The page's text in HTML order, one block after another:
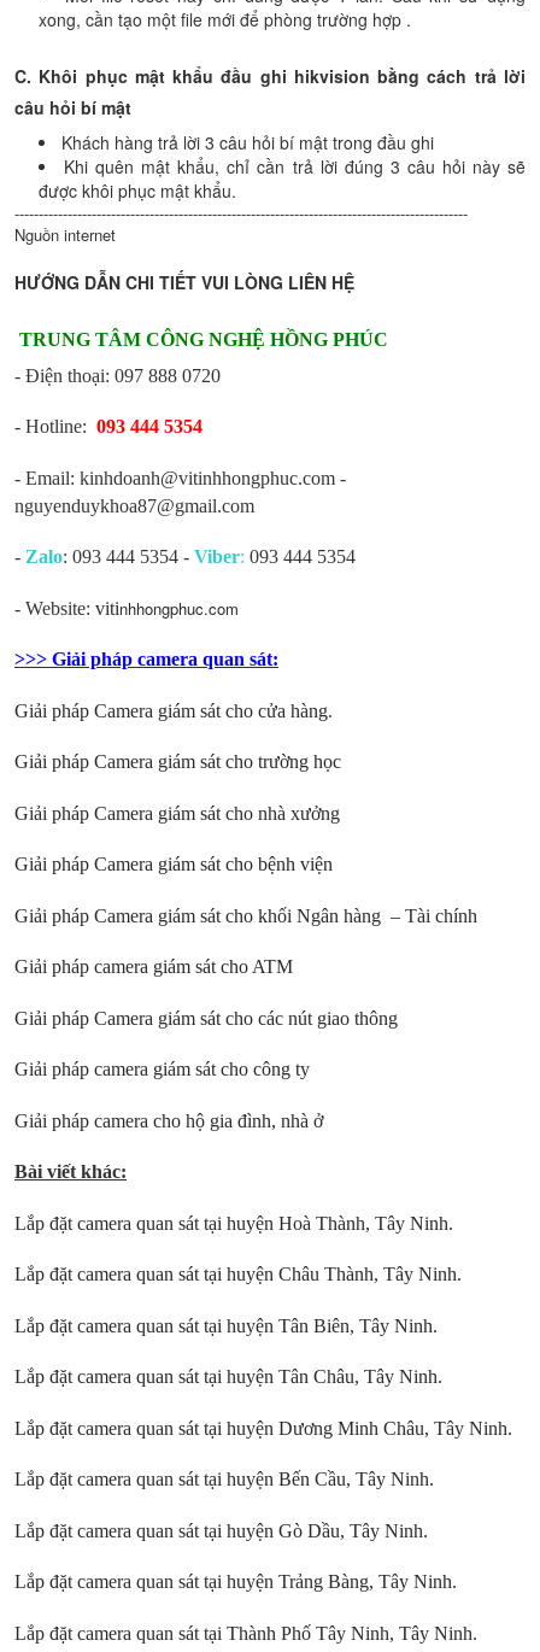
xong, cần tạo một file mới để phòng trường hợp .
C. Khôi phục mật khẩu đầu ghi hikvision bằng cách trả lời
câu hỏi bí mật
Khách hàng trả lời 3 câu hỏi bí mật trong đầu ghi
Khi quên mật khẩu, chỉ cần trả lời đúng 3 câu hỏi này sẽ
được khôi phục mật khẩu.
----------------------------------------------------------------------------------------------
Nguồn internet
HƯỚNG DẪN CHI TIẾT VUI LÒNG LIÊN HỆ
TRUNG TÂM CÔNG NGHỆ HỒNG PHÚC
- Điện thoại: 097 888 0720
- Hotline: 093 444 5354
- Email: kinhdoanh@vitinhhongphuc.com -
nguyenduykhoa87@gmail.com
- Zalo: 093 444 5354 - Viber: 093 444 5354
- Website: vitinhhongphuc.com
>>> Giải pháp camera quan sát:
Giải pháp Camera giám sát cho cửa hàng.
Giải pháp Camera giám sát cho trường học
Giải pháp Camera giám sát cho nhà xưởng
Giải pháp Camera giám sát cho bệnh viện
Giải pháp Camera giám sát cho khối Ngân hàng – Tài chính
Giải pháp camera giám sát cho ATM
Giải pháp Camera giám sát cho các nút giao thông
Giải pháp camera giám sát cho công ty
Giải pháp camera cho hộ gia đình, nhà ở
Bài viết khác:
Lắp đặt camera quan sát tại huyện Hoà Thành, Tây Ninh.
Lắp đặt camera quan sát tại huyện Châu Thành, Tây Ninh.
Lắp đặt camera quan sát tại huyện Tân Biên, Tây Ninh.
Lắp đặt camera quan sát tại huyện Tân Châu, Tây Ninh.
Lắp đặt camera quan sát tại huyện Dương Minh Châu, Tây Ninh.
Lắp đặt camera quan sát tại huyện Bến Cầu, Tây Ninh.
Lắp đặt camera quan sát tại huyện Gò Dầu, Tây Ninh.
Lắp đặt camera quan sát tại huyện Trảng Bàng, Tây Ninh.
Lắp đặt camera quan sát tại Thành Phố Tây Ninh, Tây Ninh.